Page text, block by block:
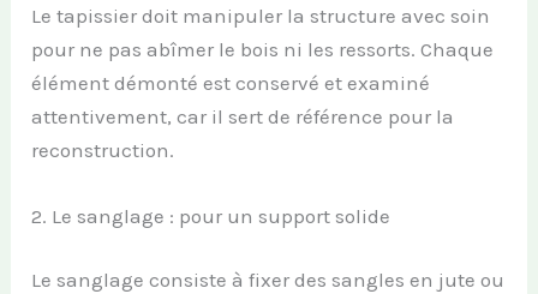
Le tapissier doit manipuler la structure avec soin
pour ne pas abîmer le bois ni les ressorts. Chaque
élément démonté est conservé et examiné
attentivement, car il sert de référence pour la
reconstruction.
2. Le sanglage : pour un support solide
Le sanglage consiste à fixer des sangles en jute ou